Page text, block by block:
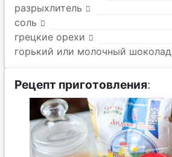
разрыхлитель
соль
грецкие орехи
горький или молочный шоколад
Рецепт приготовления: